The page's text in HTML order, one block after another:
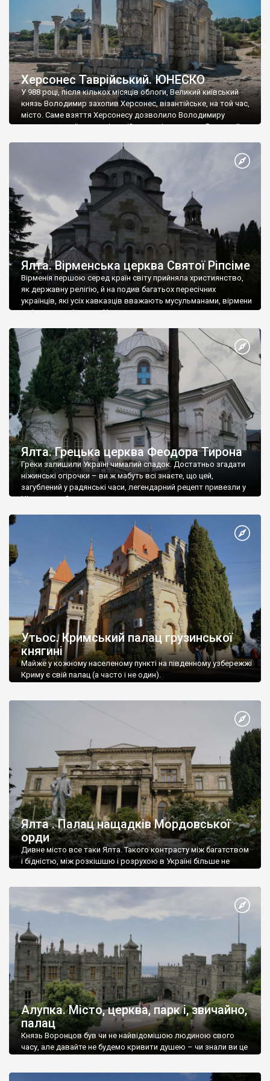
Херсонес Таврійський. ЮНЕСКО
У 988 році, після кількох місяців облоги, Великий київський
князь Володимир захопив Херсонес, візантійське, на той час,
місто. Саме взяття Херсонесу дозволило Володимиру
диктувати свої умови візантійському імператору Василю ІІ, та
Херсонесі Володимир-язичник, став Василем-християнином.
А потім було Хрещення Русі. На честь Херсонесу Таврійського
Ялта. Вірменська церква Святої Ріпсіме
Вірменія першою серед країн світу прийняла християнство,
як державну релігію, й на подив багатьох пересічних
українців, які усіх кавказців вважають мусульманами, вірмени
є відданими вірянами Христа
Ялта. Грецька церква Феодора Тирона
Греки залишили Україні чималий спадок. Достатньо згадати
ніжинські огірочки – ви ж мабуть всі знаєте, що цей,
загублений у радянські часи, легендарний рецепт привезли у
Ніжин греки?
Утьос. Кримський палац грузинської
княгині
Майже у кожному населеному пункті на південному узбережжі
Криму є свій палац (а часто і не один).
Ялта . Палац нащадків Мордовської
орди
Дивне місто все таки Ялта. Такого контрасту між багатством
і бідністю, між розкішшю і розрухою в Україні більше не
Алупка. Місто, церква, парк і, звичайно,
палац
Князь Воронцов був чи не найвідомішою людиною свого
часу, але давайте не будемо кривити душею – чи знали ви це